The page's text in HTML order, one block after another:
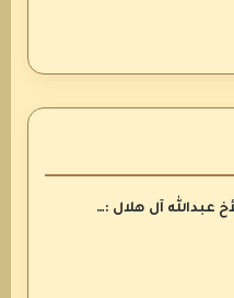
عبدالله آل هلال :…